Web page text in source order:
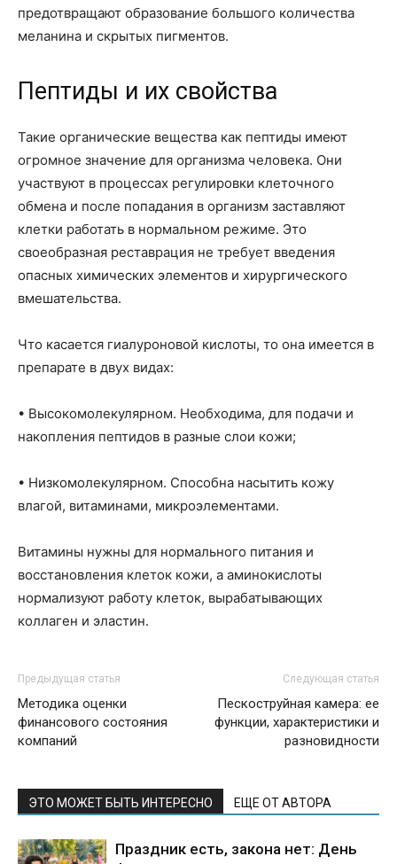
предотвращают образование большого количества
меланина и скрытых пигментов.
Пептиды и их свойства
Такие органические вещества как пептиды имеют
огромное значение для организма человека. Они
участвуют в процессах регулировки клеточного
обмена и после попадания в организм заставляют
клетки работать в нормальном режиме. Это
своеобразная реставрация не требует введения
опасных химических элементов и хирургического
вмешательства.
Что касается гиалуроновой кислоты, то она имеется в
препарате в двух видах:
• Высокомолекулярном. Необходима, для подачи и
накопления пептидов в разные слои кожи;
• Низкомолекулярном. Способна насытить кожу
влагой, витаминами, микроэлементами.
Витамины нужны для нормального питания и
восстановления клеток кожи, а аминокислоты
нормализуют работу клеток, вырабатывающих
коллаген и эластин.
Предыдущая статья
Методика оценки
финансового состояния
компаний
Следующая статья
Пескоструйная камера: ее
функции, характеристики и
разновидности
ЭТО МОЖЕТ БЫТЬ ИНТЕРЕСНО ЕЩЕ ОТ АВТОРА
Праздник есть, закона нет: День